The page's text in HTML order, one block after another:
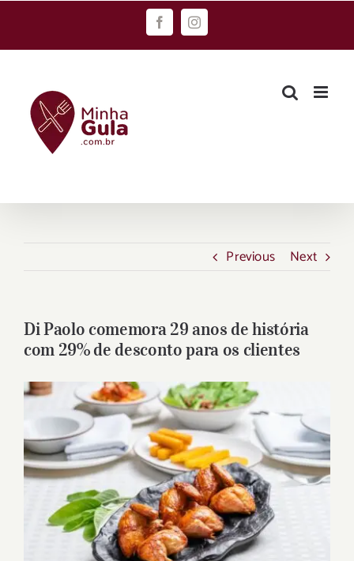
FacebookInstagram
Previous Next
Di Paolo comemora 29 anos de história
com 29% de desconto para os clientes
View
Larger
Image